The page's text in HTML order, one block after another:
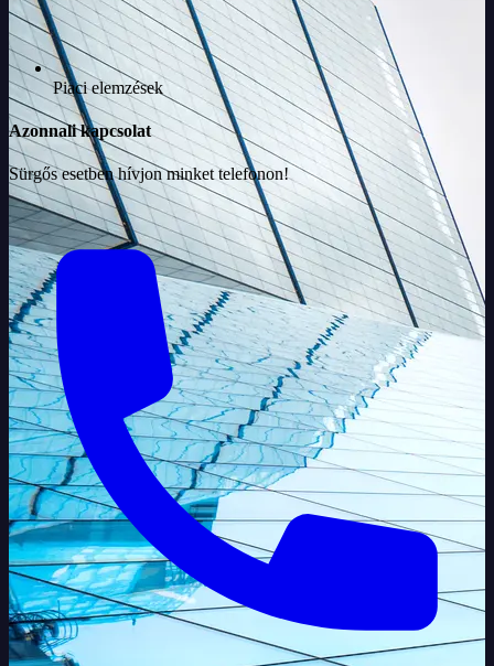
Piaci elemzések
Azonnali kapcsolat
Sürgős esetben hívjon minket telefonon!